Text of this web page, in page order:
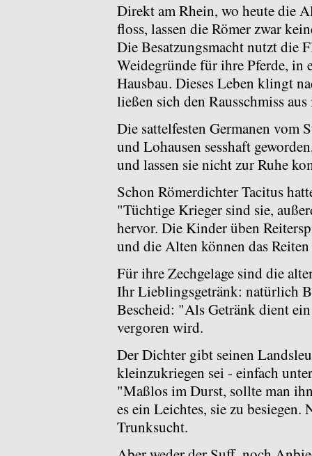
Direkt am Rhein, wo heute die
floss, lassen die Römer zwar
Die Besatzungsmacht nutzt die
Weidegründe für ihre Pferde, in
Hausbau. Dieses Leben klingt
ließen sich den Rausschmiss
Die sattelfesten Germanen vom
und Lohausen sesshaft
und lassen sie nicht zur Ruhe
Schon Römerdichter Tacitus
"Tüchtige Krieger sind sie,
hervor. Die Kinder üben
und die Alten können das
Für ihre Zechgelage sind die
Ihr Lieblingsgetränk: natürlich
Bescheid: "Als Getränk dient
vergoren wird.
Der Dichter gibt seinen
kleinzukriegen sei - einfach
"Maßlos im Durst, sollte man
es ein Leichtes, sie zu
Trunksucht.